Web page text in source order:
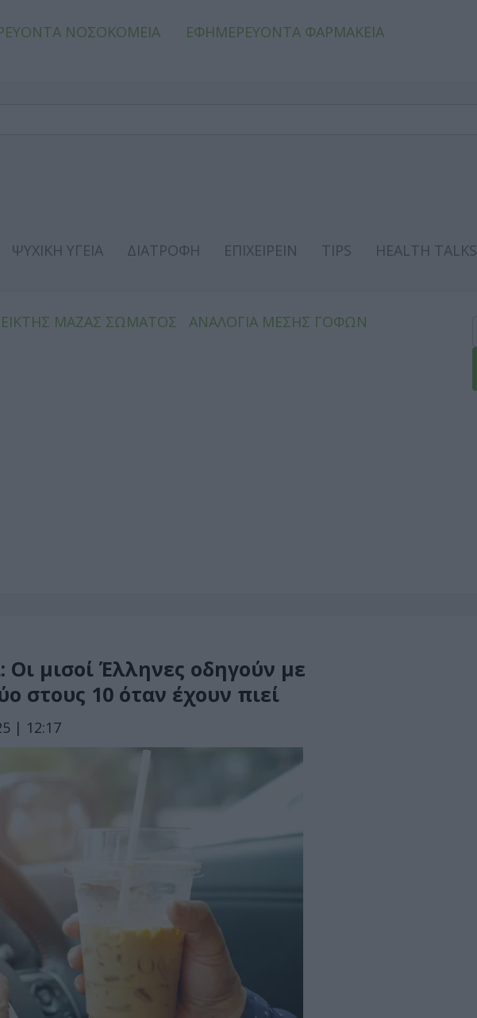
ΝΟΣΟΚΟΜΕΙΑ ΕΦΗΜΕΡΕΥΟΝΤΑ ΦΑΡΜΑΚΕΙΑ
ΨΥΧΙΚΗ ΥΓΕΙΑ ΔΙΑΤΡΟΦΗ ΕΠΙΧΕΙΡΕΙΝ TIPS
HEALTH TALKS
ΜΑΖΑΣ ΣΩΜΑΤΟΣ
ΑΝΑΛΟΓΙΑ ΜΕΣΗΣ ΓΟΦΩΝ
Οι μισοί Έλληνες οδηγούν με
στους 10 όταν έχουν πιεί
| 12:17